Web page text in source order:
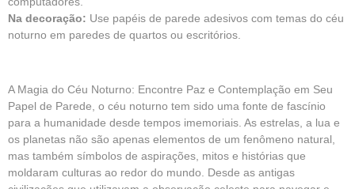
Na decoração: Use papéis de parede adesivos com temas do céu
noturno em paredes de quartos ou escritórios.
A Magia do Céu Noturno: Encontre Paz e Contemplação em Seu
Papel de Parede, o céu noturno tem sido uma fonte de fascínio
para a humanidade desde tempos imemoriais. As estrelas, a lua e
os planetas não são apenas elementos de um fenômeno natural,
mas também símbolos de aspirações, mitos e histórias que
moldaram culturas ao redor do mundo. Desde as antigas